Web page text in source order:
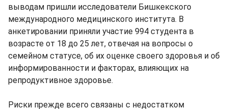
выводам пришли исследователи Бишкекского
международного медицинского института. В
анкетировании приняли участие 994 студента в
возрасте от 18 до 25 лет, отвечая на вопросы о
семейном статусе, об их оценке своего здоровья и об
информированности и факторах, влияющих на
репродуктивное здоровье.
Риски прежде всего связаны с недостатком